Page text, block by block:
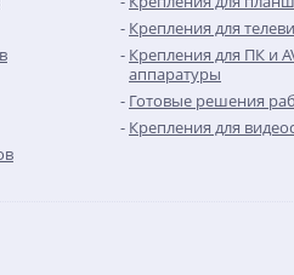
Крепления для
Крепления для ПК и
аппаратуры
Готовые решения
Крепления для